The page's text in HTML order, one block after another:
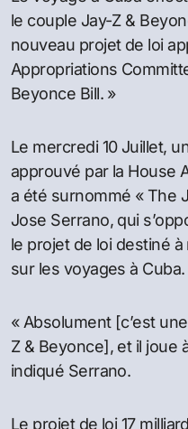
le couple Jay-Z &
nouveau projet de loi
Appropriations
Beyonce Bill. »
Le mercredi 10 Juillet,
approuvé par la House
a été surnommé « The
Jose Serrano, qui
le projet de loi destiné
sur les voyages à Cuba.
« Absolument [c’est
Z & Beyonce], et il joue
indiqué Serrano.
Le projet de loi 17